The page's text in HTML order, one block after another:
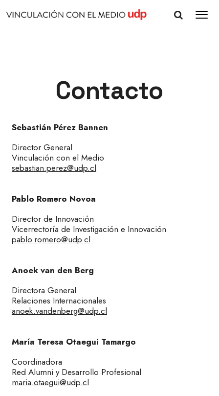
Contacto
Sebastián Pérez Bannen
Director General
Vinculación con el Medio
sebastian.perez@udp.cl
Pablo Romero Novoa
Director de Innovación
Vicerrectoría de Investigación e Innovación
pablo.romero@udp.cl
Anoek van den Berg
Directora General
Relaciones Internacionales
anoek.vandenberg@udp.cl
María Teresa Otaegui Tamargo
Coordinadora
Red Alumni y Desarrollo Profesional
maria.otaegui@udp.cl